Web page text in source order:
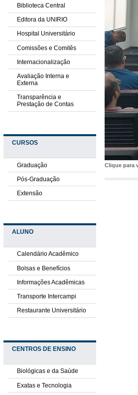
Biblioteca Central
Editora da UNIRIO
Hospital Universitário
Comissões e Comitês
Internacionalização
Avaliação Interna e
Externa
Transparência e
Prestação de Contas
CURSOS
Graduação
Pós-Graduação
Extensão
ALUNO
Calendário Acadêmico
Bolsas e Benefícios
Informações Acadêmicas
Transporte Intercampi
Restaurante Universitário
CENTROS DE ENSINO
Biológicas e da Saúde
Exatas e Tecnologia
Clique para